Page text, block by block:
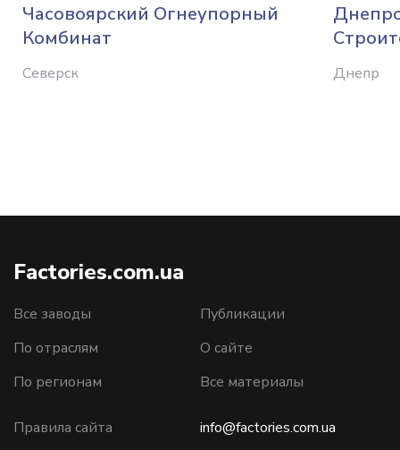
Часовоярский Огнеупорный
Комбинат
Северск Днепр
Factories.com.ua
Все заводы
По отраслям
По регионам
Публикации
О сайте
Все материалы
Правила сайта
info@factories.com.ua